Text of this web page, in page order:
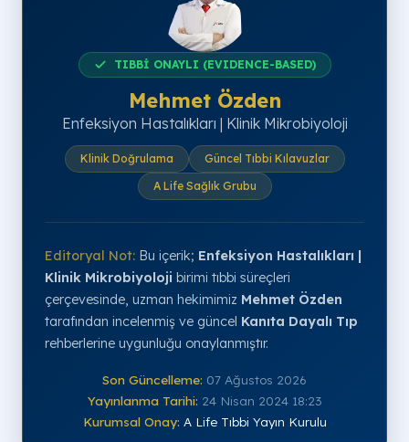
TIBBİ ONAYLI (EVIDENCE-BASED)
Mehmet Özden
Enfeksiyon Hastalıkları | Klinik Mikrobiyoloji
Klinik Doğrulama
Güncel Tıbbi Kılavuzlar
A Life Sağlık Grubu
Editoryal Not: Bu içerik; Enfeksiyon Hastalıkları |
Klinik Mikrobiyoloji birimi tıbbi süreçleri
çerçevesinde, uzman hekimimiz Mehmet Özden
tarafından incelenmiş ve güncel Kanıta Dayalı Tıp
rehberlerine uygunluğu onaylanmıştır.
Son Güncelleme: 07 Ağustos 2026
Yayınlanma Tarihi: 24 Nisan 2024 18:23
Kurumsal Onay: A Life Tıbbi Yayın Kurulu